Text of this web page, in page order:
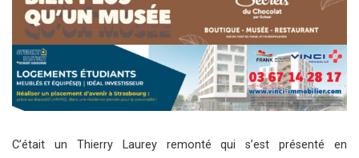
C’était un Thierry Laurey remonté qui s’est présenté en